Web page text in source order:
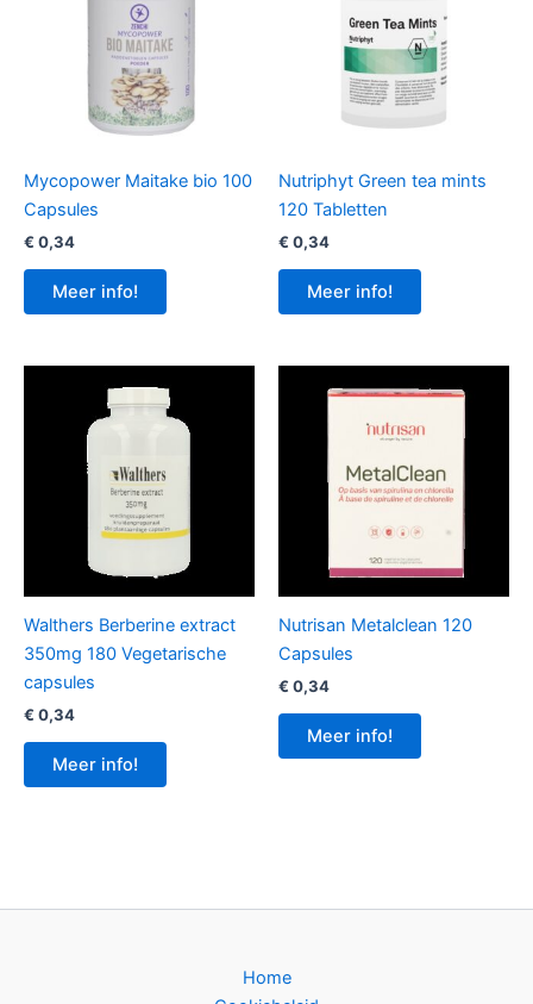
Mycopower Maitake bio 100
Capsules
€ 0,34
Meer info!
Nutriphyt Green tea mints
120 Tabletten
€ 0,34
Meer info!
Walthers Berberine extract
350mg 180 Vegetarische
capsules
€ 0,34
Meer info!
Nutrisan Metalclean 120
Capsules
€ 0,34
Meer info!
Home